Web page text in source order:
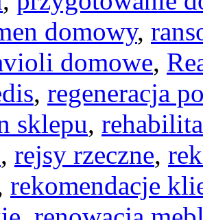
domowy,
domowe,
, regeneracja
sklepu,
, rejsy rzeczne,
rekomendacje